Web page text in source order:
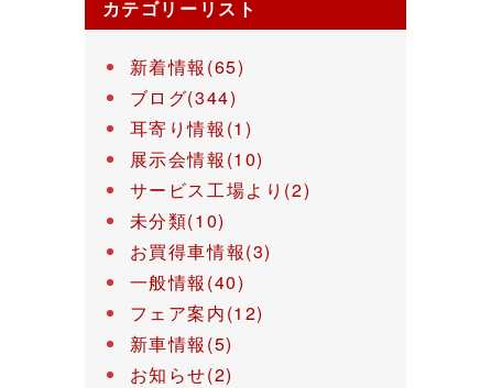
カテゴリーリスト
新着情報(65)
ブログ(344)
耳寄り情報(1)
展示会情報(10)
サービス工場より(2)
未分類(10)
お買得車情報(3)
一般情報(40)
フェア案内(12)
新車情報(5)
お知らせ(2)